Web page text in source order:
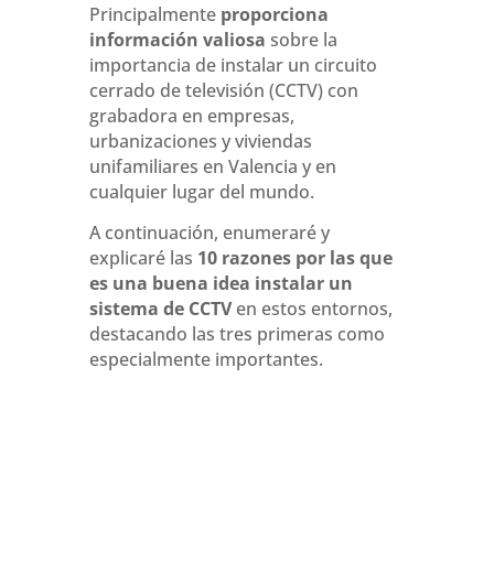
Principalmente proporciona
información valiosa sobre la
importancia de instalar un circuito
cerrado de televisión (CCTV) con
grabadora en empresas,
urbanizaciones y viviendas
unifamiliares en Valencia y en
cualquier lugar del mundo.
A continuación, enumeraré y
explicaré las 10 razones por las que
es una buena idea instalar un
sistema de CCTVen estos entornos,
destacando las tres primeras como
especialmente importantes.